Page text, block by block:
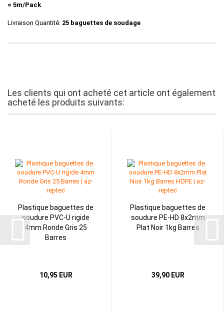
= 5m/Pack
Livraison Quantité: 25 baguettes de soudage
Les clients qui ont acheté cet article ont également
acheté les produits suivants:
Plastique baguettes de
soudure PVC-U rigide
4mm Ronde Gris 25
Barres
10,95 EUR
Plastique baguettes de
soudure PE-HD 8x2mm
Plat Noir 1kg Barres
39,90 EUR